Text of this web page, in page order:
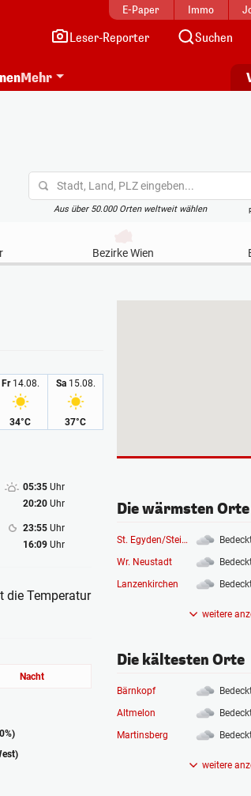
E-Paper Immo
Leser-Reporter Suchen
Mehr
Stadt, Land, PLZ eingeben...
Aus über 50.000 Orten weltweit wählen
Bezirke Wien
Fr14.08.
34°C
Sa15.08.
37°C
05:35 Uhr
20:20 Uhr
23:55 Uhr
16:09 Uhr
die Temperatur
Nacht
Die wärmsten Orte
St. Egyden/Steinfeld
Wr. Neustadt
Lanzenkirchen
weitere
Die kältesten Orte
Bärnkopf
Altmelon
Martinsberg
weitere